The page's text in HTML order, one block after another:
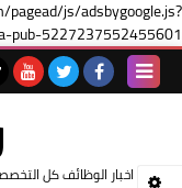
pagead/js/adsbygoogle.js?
pub-5227237552455601
اخبار الوظائف كل